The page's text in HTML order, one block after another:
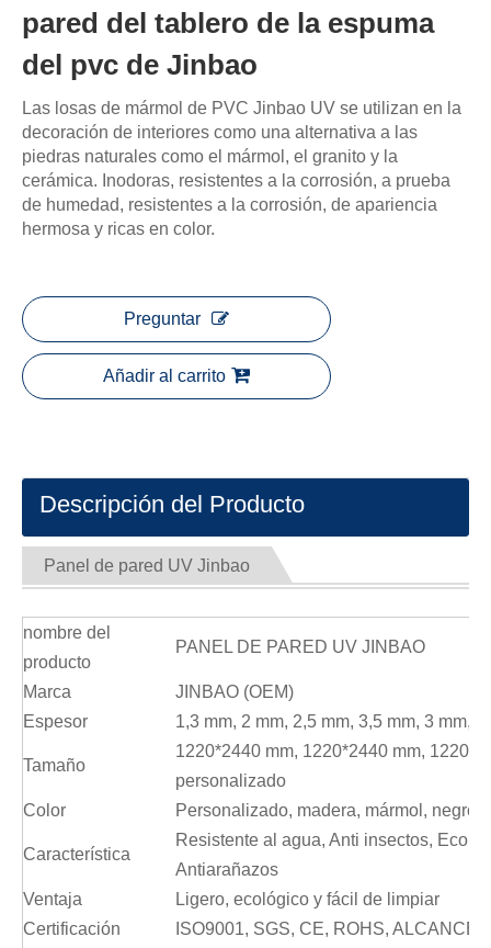
pared del tablero de la espuma
del pvc de Jinbao
Las losas de mármol de PVC Jinbao UV se utilizan en la
decoración de interiores como una alternativa a las
piedras naturales como el mármol, el granito y la
cerámica. Inodoras, resistentes a la corrosión, a prueba
de humedad, resistentes a la corrosión, de apariencia
hermosa y ricas en color.
Preguntar
Añadir al carrito
Descripción del Producto
Panel de pared UV Jinbao
nombre del
producto
PANEL DE PARED UV JINBAO
Marca
JINBAO (OEM)
Espesor
1,3 mm, 2 mm, 2,5 mm, 3,5 mm, 3 mm,
Tamaño
1220*2440 mm, 1220*2440 mm,
personalizado
Color
Personalizado, madera, mármol, negro,
Característica
Resistente al agua, Anti insectos,
Antiarañazos
Ventaja
Ligero, ecológico y fácil de limpiar
Certificación
ISO9001, SGS, CE, ROHS, ALCANCE